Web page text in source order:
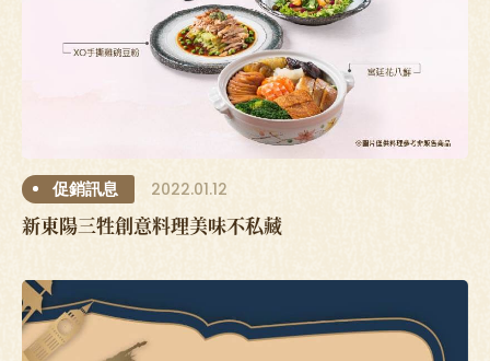
促銷訊息 2022.01.12
新東陽三牲創意料理美味不私藏